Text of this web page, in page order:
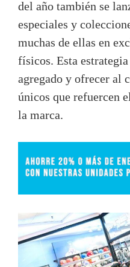
del año también se
especiales y
muchas de ellas en
físicos. Esta
agregado y ofrecer al
únicos que refuercen
la marca.